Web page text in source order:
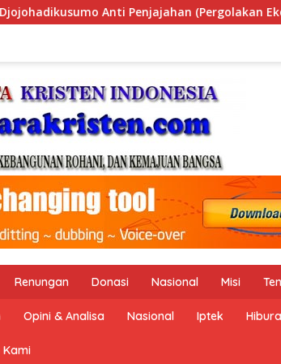
Politik Indonesia) & Simposium
Renungan Donasi Nasional Misi
Opini & Analisa Nasional Iptek
Kami